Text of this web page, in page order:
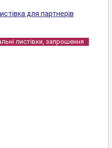
для партнерів
листівки, запрошення